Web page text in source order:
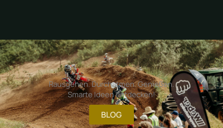
Rausgehen. Durchatmen. Genießen.
Smarte Ideen entdecken!
BLOG